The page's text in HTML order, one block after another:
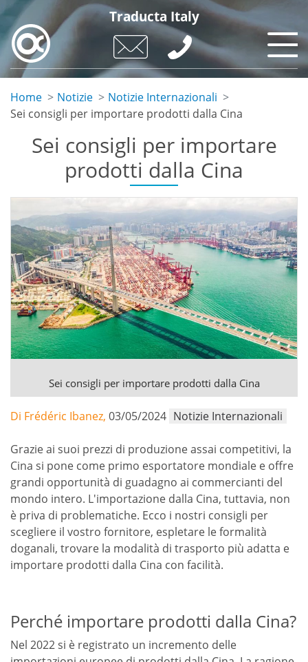
Skip
main
content
Traducta Italy
Home Notizie
Notizie Internazionali
Sei consigli per importare prodotti dalla Cina
Sei consigli per importare
prodotti dalla Cina
Sei consigli per importare prodotti dalla Cina
Di Frédéric Ibanez, 03/05/2024 Notizie Internazionali
Grazie ai suoi prezzi di produzione assai competitivi, la
Cina si pone come primo esportatore mondiale e offre
grandi opportunità di guadagno ai commercianti del
mondo intero. L'importazione dalla Cina, tuttavia, non
è priva di problematiche. Ecco i nostri consigli per
scegliere il vostro fornitore, espletare le formalità
doganali, trovare la modalità di trasporto più adatta e
importare prodotti dalla Cina con facilità.
Perché importare prodotti dalla Cina?
Nel 2022 si è registrato un incremento delle